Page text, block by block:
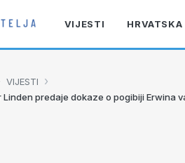
VIJESTI HRVATSKA
VIJESTI ›
Linden predaje dokaze o pogibiji Erwina